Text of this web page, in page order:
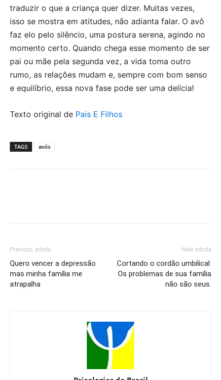
traduzir o que a criança quer dizer. Muitas vezes,
isso se mostra em atitudes, não adianta falar. O avô
faz elo pelo silêncio, uma postura serena, agindo no
momento certo. Quando chega esse momento de ser
pai ou mãe pela segunda vez, a vida toma outro
rumo, as relações mudam e, sempre com bom senso
e equilíbrio, essa nova fase pode ser uma delícia!
Texto original de Pais E Filhos
TAGS avós
Previous article
Quero vencer a depressão
mas minha família me
atrapalha
Next article
Cortando o cordão umbilical:
Os problemas de sua família
não são seus.